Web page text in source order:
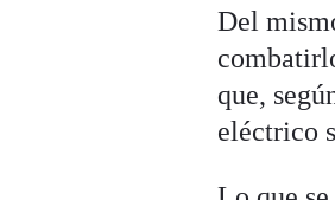
Del
que,
eléctrico